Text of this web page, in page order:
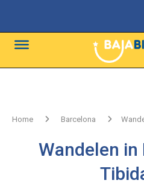
Home Barcelona
Wandelen in